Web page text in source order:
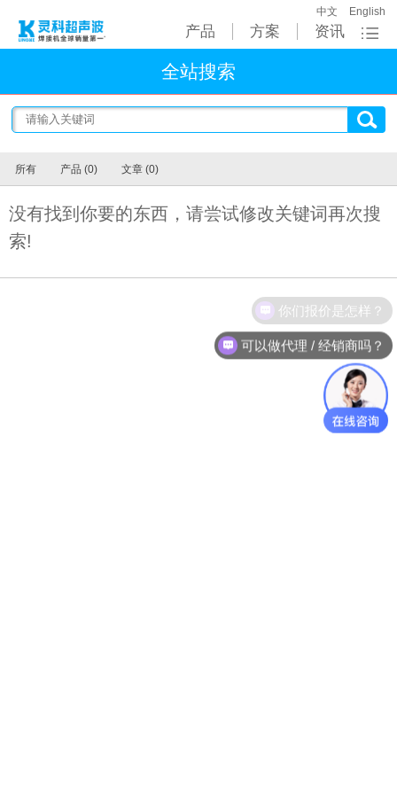
产品 方案 资讯
中文 English
全站搜索
所有 产品 (0) 文章 (0)
没有找到你要的东西，请尝试修改关键词再次搜
索!
你们报价是怎样？
可以做代理 / 经销商吗？